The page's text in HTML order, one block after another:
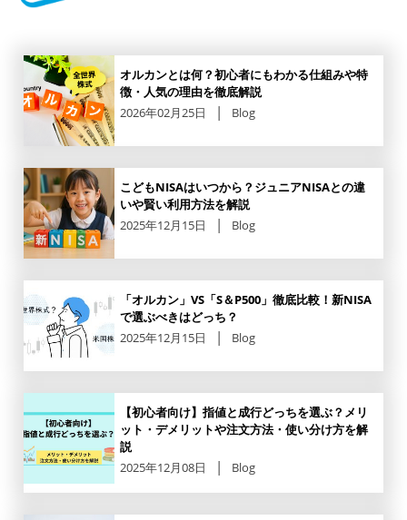
オルカンとは何？初心者にもわかる仕組みや特
徴・人気の理由を徹底解説
2026年02月25日
Blog
こどもNISAはいつから？ジュニアNISAとの違
いや賢い利用方法を解説
2025年12月15日
Blog
「オルカン」VS「S＆P500」徹底比較！新NISA
で選ぶべきはどっち？
2025年12月15日
Blog
【初心者向け】指値と成行どっちを選ぶ？メリ
ット・デメリットや注文方法・使い分け方を解
説
2025年12月08日
Blog